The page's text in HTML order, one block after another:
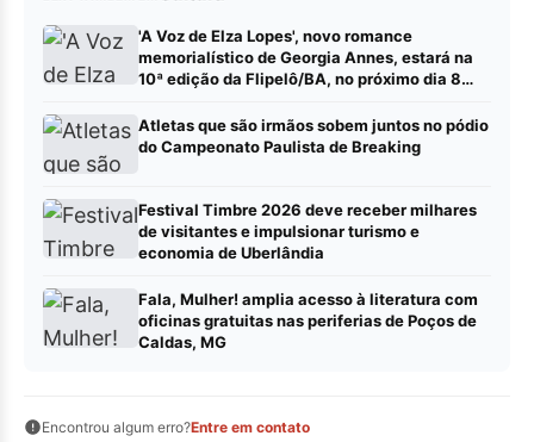
'A Voz de Elza Lopes', novo romance
memorialístico de Georgia Annes, estará na
10ª edição da Flipelô/BA, no próximo dia 8
Atletas que são irmãos sobem juntos no pódio
do Campeonato Paulista de Breaking
Festival Timbre 2026 deve receber milhares
de visitantes e impulsionar turismo e
economia de Uberlândia
Fala, Mulher! amplia acesso à literatura com
oficinas gratuitas nas periferias de Poços de
Caldas, MG
Encontrou algum erro?Entre em contato